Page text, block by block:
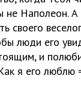
не Наполеон.
своего
люди его
и
я его люблю